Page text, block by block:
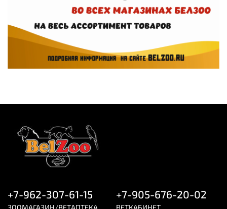
+7-962-307-61-15 +7-905-676-20-02